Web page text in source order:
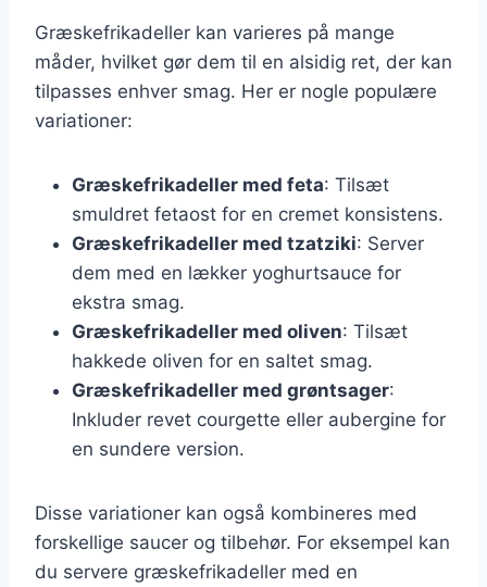
Græskefrikadeller kan varieres på mange
måder, hvilket gør dem til en alsidig ret, der kan
tilpasses enhver smag. Her er nogle populære
variationer:
Græskefrikadeller med feta: Tilsæt
smuldret fetaost for en cremet konsistens.
Græskefrikadeller med tzatziki: Server
dem med en lækker yoghurtsauce for
ekstra smag.
Græskefrikadeller med oliven: Tilsæt
hakkede oliven for en saltet smag.
Græskefrikadeller med grøntsager:
Inkluder revet courgette eller aubergine for
en sundere version.
Disse variationer kan også kombineres med
forskellige saucer og tilbehør. For eksempel kan
du servere græskefrikadeller med en